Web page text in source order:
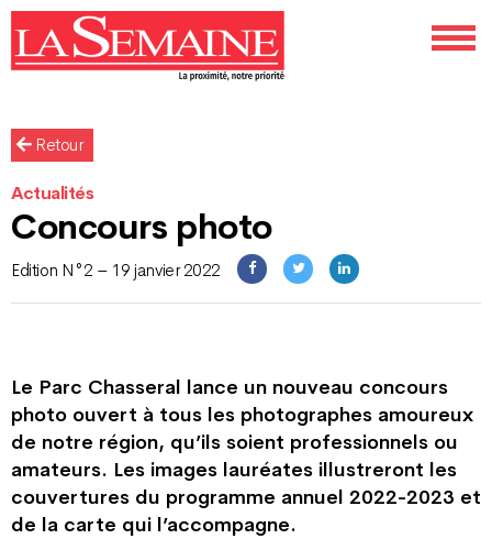
Retour
Actualités
Concours photo
Edition N°2 – 19 janvier 2022
Le Parc Chasseral lance un nouveau concours
photo ouvert à tous les photographes amoureux
de notre région, qu’ils soient professionnels ou
amateurs. Les images lauréates illustreront les
couvertures du programme annuel 2022-2023 et
de la carte qui l’accompagne.